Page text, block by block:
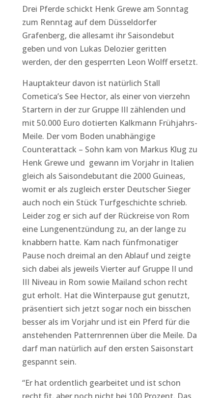
Drei Pferde schickt Henk Grewe am Sonntag
zum Renntag auf dem Düsseldorfer
Grafenberg, die allesamt ihr Saisondebut
geben und von Lukas Delozier geritten
werden, der den gesperrten Leon Wolff ersetzt.
Hauptakteur davon ist natürlich Stall
Cometica’s See Hector, als einer von vierzehn
Startern in der zur Gruppe III zählenden und
mit 50.000 Euro dotierten Kalkmann Frühjahrs-
Meile. Der vom Boden unabhängige
Counterattack – Sohn kam von Markus Klug zu
Henk Grewe und gewann im Vorjahr in Italien
gleich als Saisondebutant die 2000 Guineas,
womit er als zugleich erster Deutscher Sieger
auch noch ein Stück Turfgeschichte schrieb.
Leider zog er sich auf der Rückreise von Rom
eine Lungenentzündung zu, an der lange zu
knabbern hatte. Kam nach fünfmonatiger
Pause noch dreimal an den Ablauf und zeigte
sich dabei als jeweils Vierter auf Gruppe II und
III Niveau in Rom sowie Mailand schon recht
gut erholt. Hat die Winterpause gut genutzt,
präsentiert sich jetzt sogar noch ein bisschen
besser als im Vorjahr und ist ein Pferd für die
anstehenden Patternrennen über die Meile. Da
darf man natürlich auf den ersten Saisonstart
gespannt sein.
“Er hat ordentlich gearbeitet und ist schon